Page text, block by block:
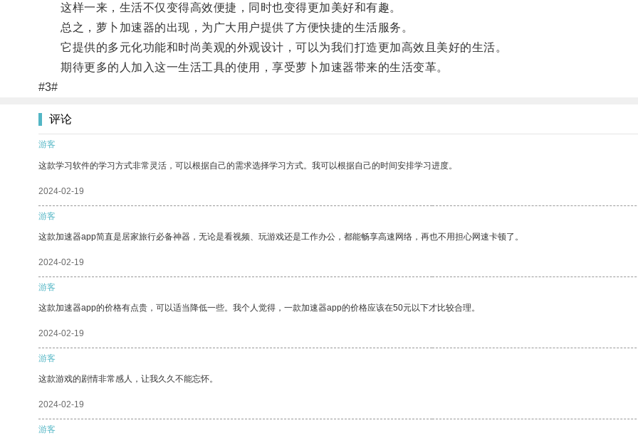
这样一来，生活不仅变得高效便捷，同时也变得更加美好和有趣。
总之，萝卜加速器的出现，为广大用户提供了方便快捷的生活服务。
它提供的多元化功能和时尚美观的外观设计，可以为我们打造更加高效且美好的生活。
期待更多的人加入这一生活工具的使用，享受萝卜加速器带来的生活变革。
#3#
评论
游客
这款学习软件的学习方式非常灵活，可以根据自己的需求选择学习方式。我可以根据自己的时间安排学习进度。
2024-02-19
游客
这款加速器app简直是居家旅行必备神器，无论是看视频、玩游戏还是工作办公，都能畅享高速网络，再也不用担心网速卡顿了。
2024-02-19
游客
这款加速器app的价格有点贵，可以适当降低一些。我个人觉得，一款加速器app的价格应该在50元以下才比较合理。
2024-02-19
游客
这款游戏的剧情非常感人，让我久久不能忘怀。
2024-02-19
游客